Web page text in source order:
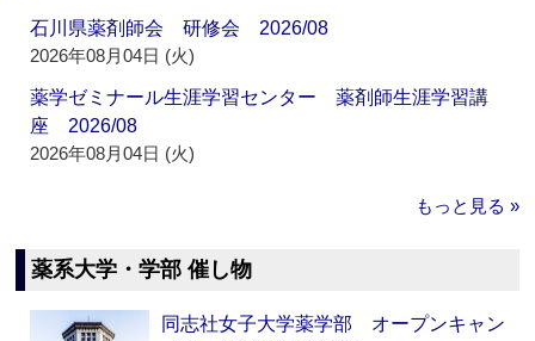
石川県薬剤師会 研修会 2026/08
2026年08月04日 (火)
薬学ゼミナール生涯学習センター 薬剤師生涯学習講
座 2026/08
2026年08月04日 (火)
もっと見る »
薬系大学・学部 催し物
同志社女子大学薬学部 オープンキャン